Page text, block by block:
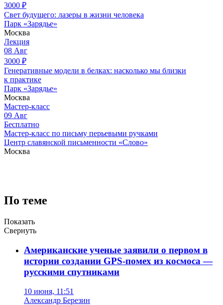
3000 ₽
Свет будущего: лазеры в жизни человека
Парк «Зарядье»
Москва
Лекция
08 Авг
3000 ₽
Генеративные модели в белках: насколько мы близки
к практике
Парк «Зарядье»
Москва
Мастер-класс
09 Авг
Бесплатно
Мастер-класс по письму перьевыми ручками
Центр славянской письменности «Слово»
Москва
По теме
Показать
Свернуть
Американские ученые заявили о первом в
истории создании GPS-помех из космоса —
русскими спутниками
10 июня, 11:51
Александр Березин